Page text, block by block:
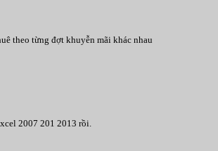
theo từng đợt khuyễn mãi khác nhau
2007 201 2013 rồi.